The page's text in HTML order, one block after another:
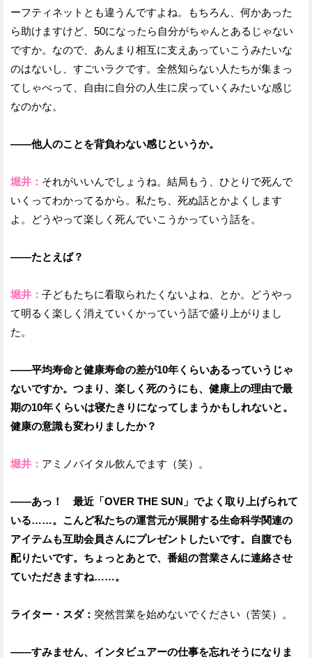
ーフティネットとも違うんですよね。もちろん、何かあった
ら助けますけど、50になったら自分がちゃんとあるじゃない
ですか。なので、あんまり相互に支えあっていこうみたいな
のはないし、すごいラクです。全然知らない人たちが集まっ
てしゃべって、自由に自分の人生に戻っていくみたいな感じ
なのかな。
——他人のことを背負わない感じというか。
堀井： それがいいんでしょうね。結局もう、ひとりで死んで
いくってわかってるから。私たち、死ぬ話とかよくします
よ。どうやって楽しく死んでいこうかっていう話を。
——たとえば？
堀井： 子どもたちに看取られたくないよね、とか。どうやっ
て明るく楽しく消えていくかっていう話で盛り上がりまし
た。
——平均寿命と健康寿命の差が10年くらいあるっていうじゃ
ないですか。つまり、楽しく死のうにも、健康上の理由で最
期の10年くらいは寝たきりになってしまうかもしれないと。
健康の意識も変わりましたか？
堀井： アミノバイタル飲んでます（笑）。
——あっ！ 最近「OVER THE SUN」でよく取り上げられて
いる……。こんど私たちの運営元が展開する生命科学関連の
アイテムも互助会員さんにプレゼントしたいです。自腹でも
配りたいです。ちょっとあとで、番組の営業さんに連絡させ
ていただきますね……。
ライター・スダ： 突然営業を始めないでください（苦笑）。
——すみません、インタビュアーの仕事を忘れそうになりま